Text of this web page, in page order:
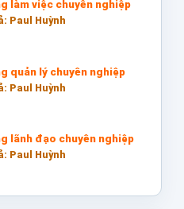
làm việc chuyên nghiệp
Paul Huỳnh
quản lý chuyên nghiệp
Paul Huỳnh
lãnh đạo chuyên nghiệp
Paul Huỳnh